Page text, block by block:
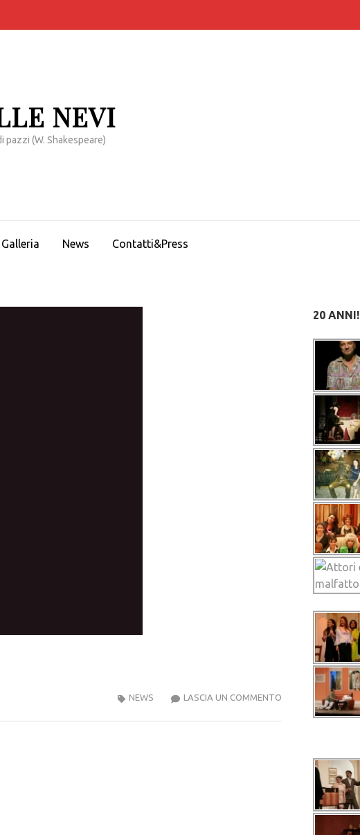
NEVI
pazzi (W. Shakespeare)
Galleria News Contatti&Press
LASCIA UN COMMENTOCASTING!
NEWS
20 ANNI!